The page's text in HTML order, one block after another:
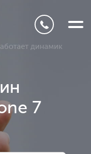
динамик
7